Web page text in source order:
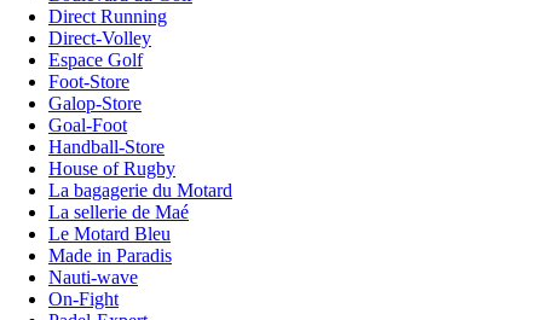
Direct Running
Direct-Volley
Espace Golf
Foot-Store
Galop-Store
Goal-Foot
Handball-Store
House of Rugby
La bagagerie du Motard
La sellerie de Maé
Le Motard Bleu
Made in Paradis
Nauti-wave
On-Fight